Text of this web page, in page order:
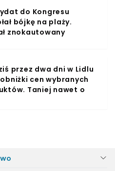
do Kongresu
bójkę na plaży.
znokautowany
przez dwa dni w Lidlu
cen wybranych
Taniej nawet o